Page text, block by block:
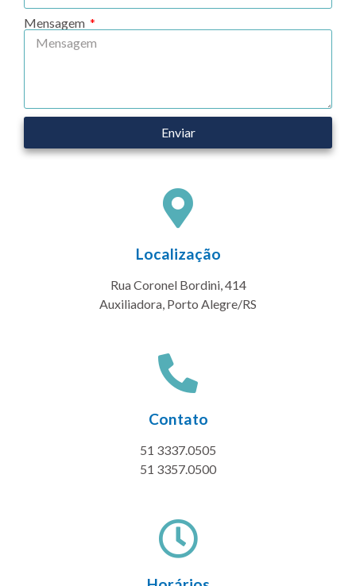
Mensagem
Enviar
Localização
Rua Coronel Bordini, 414
Auxiliadora, Porto Alegre/RS
Contato
51 3337.0505
51 3357.0500